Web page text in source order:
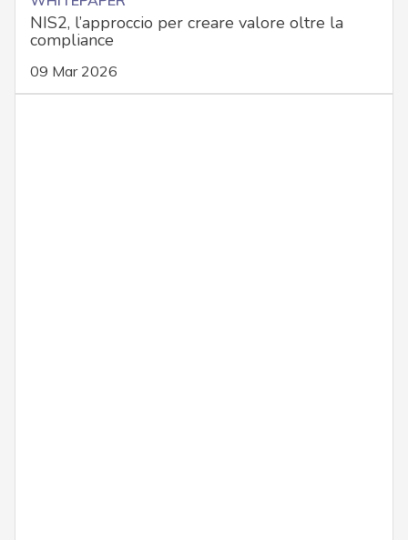
NIS2, l’approccio per creare valore oltre la
compliance
09 Mar 2026